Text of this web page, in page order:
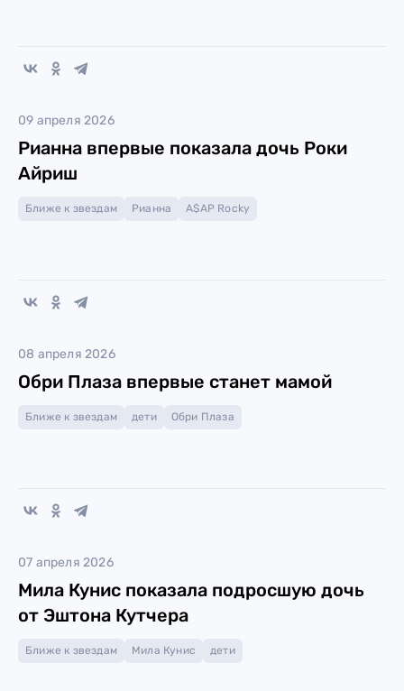
09 апреля 2026
Рианна впервые показала дочь Роки
Айриш
Ближе к звездам Рианна A$AP Rocky
08 апреля 2026
Обри Плаза впервые станет мамой
Ближе к звездам дети Обри Плаза
07 апреля 2026
Мила Кунис показала подросшую дочь
от Эштона Кутчера
Ближе к звездам Мила Кунис дети